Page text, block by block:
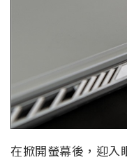
在掀開螢幕後，迎入